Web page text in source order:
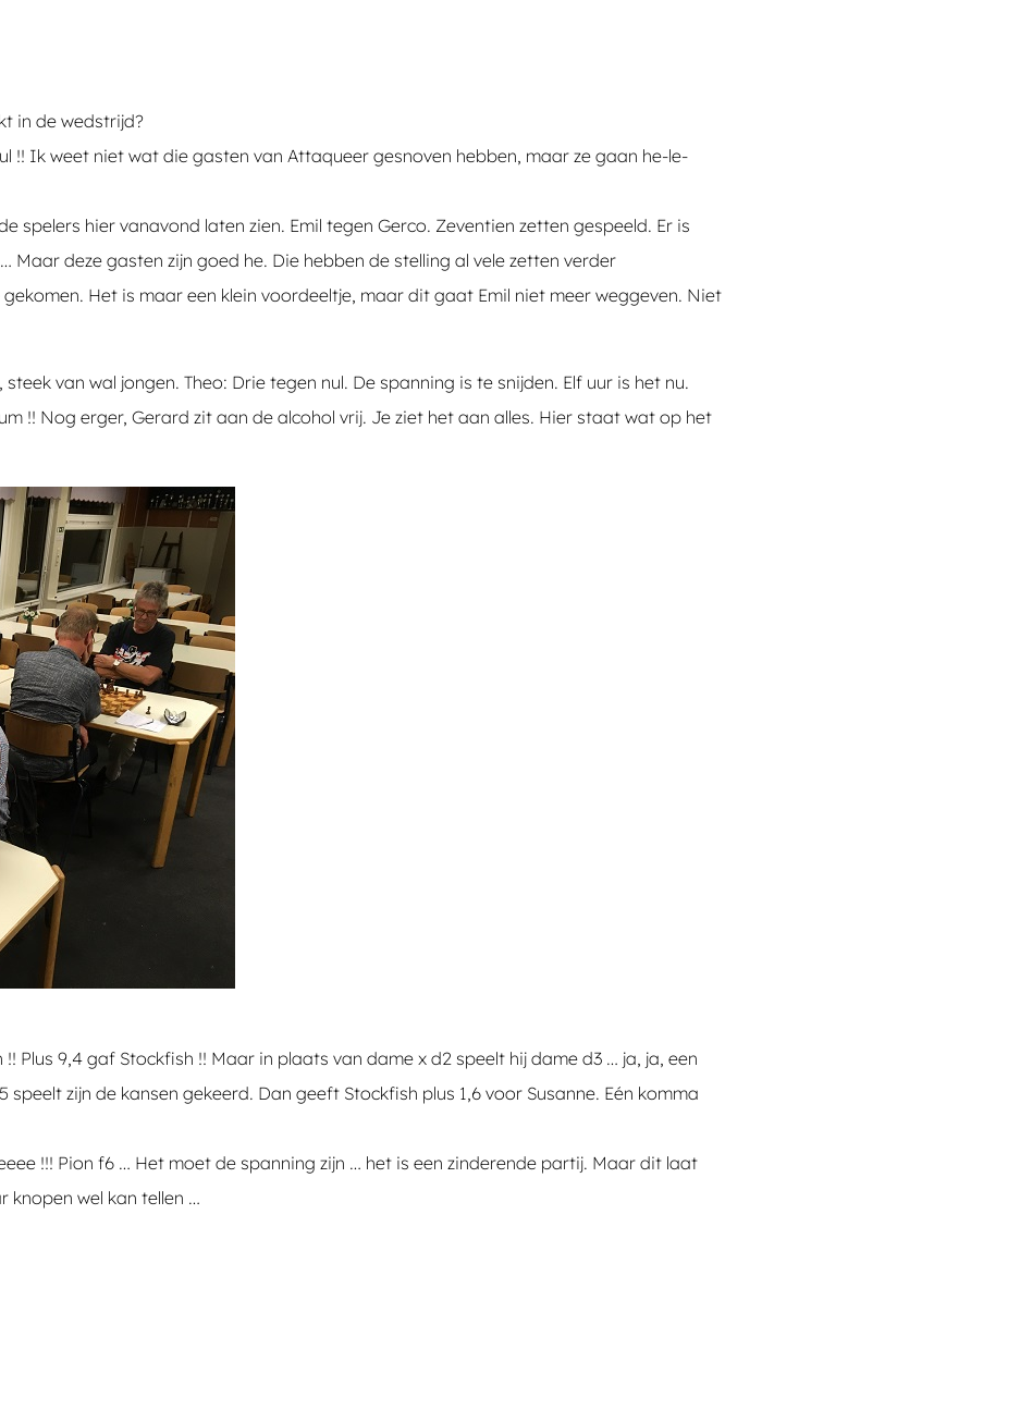
in de wedstrijd?
!! Ik weet niet wat die gasten van Attaqueer gesnoven hebben, maar ze gaan he-le-
spelers hier vanavond laten zien. Emil tegen Gerco. Zeventien zetten gespeeld. Er is
deze gasten zijn goed he. Die hebben de stelling al vele zetten verder
Het is maar een klein voordeeltje, maar dit gaat Emil niet meer weggeven. Niet
van wal jongen. Theo: Drie tegen nul. De spanning is te snijden. Elf uur is het nu.
!! Nog erger, Gerard zit aan de alcohol vrij. Je ziet het aan alles. Hier staat wat op het
Plus 9,4 gaf Stockfish !! Maar in plaats van dame x d2 speelt hij dame d3 … ja, ja, een
zijn de kansen gekeerd. Dan geeft Stockfish plus 1,6 voor Susanne. Eén komma
!!! Pion f6 … Het moet de spanning zijn … het is een zinderende partij. Maar dit laat
knopen wel kan tellen …